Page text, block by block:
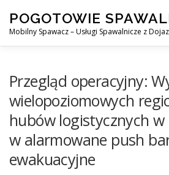
content
POGOTOWIE
Mobilny Spawacz – Usługi Spawalnicze z
SPAWANIE MIG/MAG (GMAW)
KONTAKT
Przegląd operacyjny:
wielopoziomowych
hubów logistycznych w
w alarmowane push
ewakuacyjne